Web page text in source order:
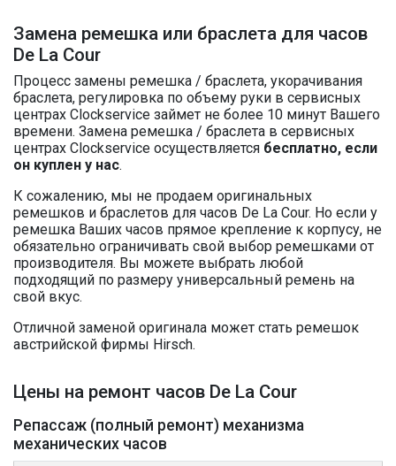
Замена ремешка или браслета для часов
De La Cour
Процесс замены ремешка / браслета, укорачивания
браслета, регулировка по объему руки в сервисных
центрах Clockservice займет не более 10 минут Вашего
времени. Замена ремешка / браслета в сервисных
центрах Clockservice осуществляется бесплатно, если
он куплен у нас.
К сожалению, мы не продаем оригинальных
ремешков и браслетов для часов De La Cour. Но если у
ремешка Ваших часов прямое крепление к корпусу, не
обязательно ограничивать свой выбор ремешками от
производителя. Вы можете выбрать любой
подходящий по размеру универсальный ремень на
свой вкус.
Отличной заменой оригинала может стать ремешок
австрийской фирмы Hirsch.
Цены на ремонт часов De La Cour
Репассаж (полный ремонт) механизма
механических часов